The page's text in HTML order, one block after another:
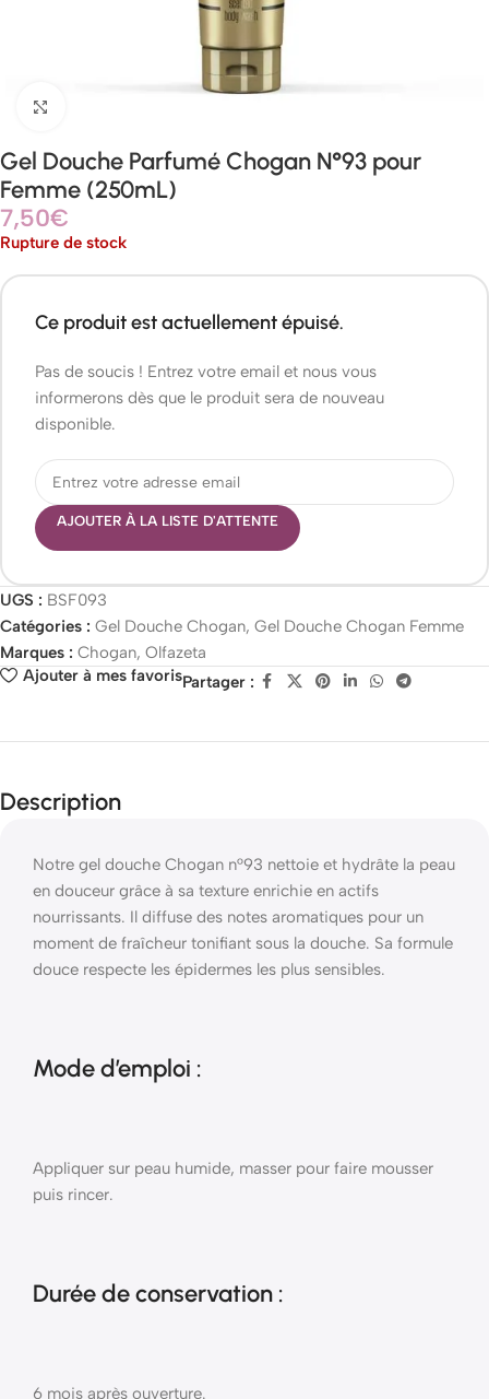
Gel Douche Parfumé Chogan N°93 pour
Femme (250mL)
7,50€
Rupture de stock
Ce produit est actuellement épuisé.
Pas de soucis ! Entrez votre email et nous vous
informerons dès que le produit sera de nouveau
disponible.
AJOUTER À LA LISTE D'ATTENTE
UGS : BSF093
Catégories : Gel Douche Chogan, Gel Douche Chogan Femme
Marques : Chogan, Olfazeta
Ajouter à mes favorisPartager :
Description
Notre gel douche Chogan n°93 nettoie et hydrâte la peau
en douceur grâce à sa texture enrichie en actifs
nourrissants. Il diffuse des notes aromatiques pour un
moment de fraîcheur tonifiant sous la douche. Sa formule
douce respecte les épidermes les plus sensibles.
Mode d’emploi :
Appliquer sur peau humide, masser pour faire mousser
puis rincer.
Durée de conservation :
6 mois après ouverture.